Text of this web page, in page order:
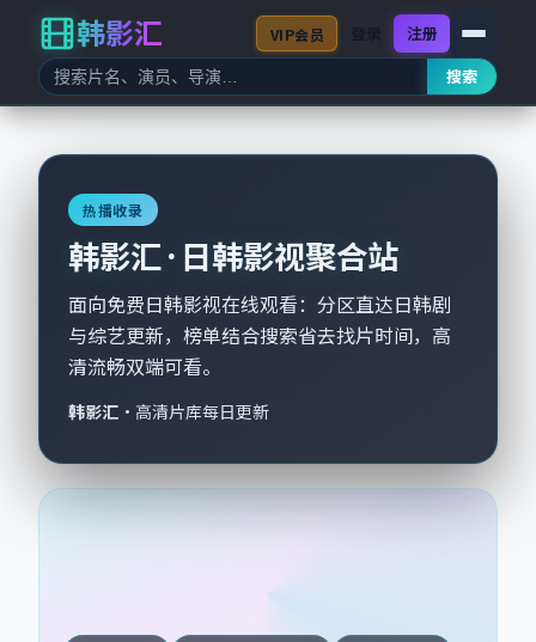
韩影汇
搜索
VIP会员 注册
热播收录
韩影汇 · 日韩影视聚合站
面向免费日韩影视在线观看：分区直达日韩剧
与综艺更新，榜单结合搜索省去找片时间，高
清流畅双端可看。
韩影汇 · 高清片库每日更新